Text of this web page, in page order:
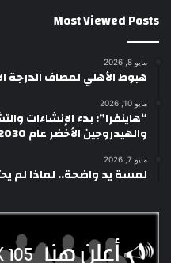
Most Viewed Posts
مايو 8, 2026
هبوط الأهلي لمصاف الدرجة
مايو 10, 2026
“هاينفرا”: بدء الإنشاءات
والهيدروجين الأخضر عام 2030
مايو 7, 2026
لمسة يد واضحة.. لماذا لم